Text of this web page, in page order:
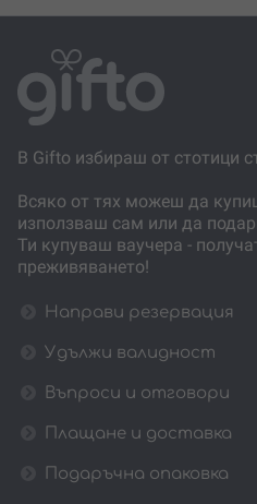
В Gifto избираш от стотици
Всяко от тях можеш да
използваш сам или да
Ти купуваш ваучера -
преживяването!
Направи резервация
Удължи валидност
Въпроси и отговори
Плащане и доставка
Подаръчна опаковка